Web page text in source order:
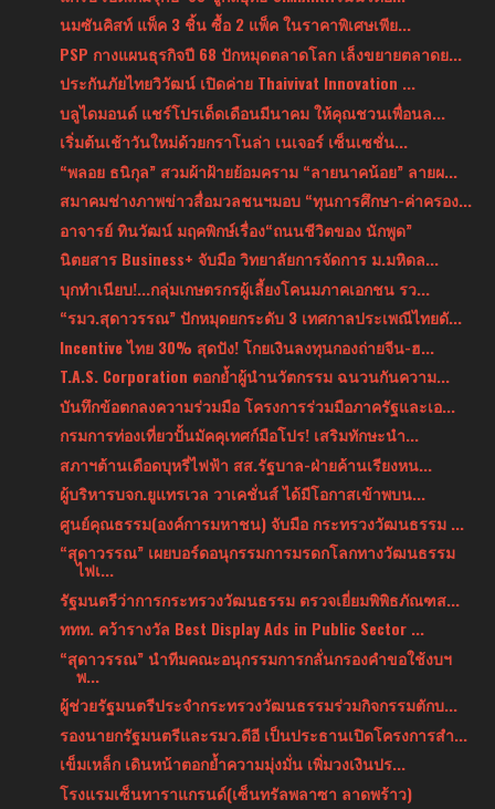
นมซันคิสท์ แพ็ค 3 ชิ้น ซื้อ 2 แพ็ค ในราคาพิเศษเพีย...
PSP กางแผนธุรกิจปี 68 ปักหมุดตลาดโลก เล็งขยายตลาดย...
ประกันภัยไทยวิวัฒน์ เปิดค่าย Thaivivat Innovation ...
บลูไดมอนด์ แชร์โปรเด็ดเดือนมีนาคม ให้คุณชวนเพื่อนล...
เริ่มต้นเช้าวันใหม่ด้วยกราโนล่า เนเจอร์ เซ็นเซชั่น...
“พลอย ธนิกุล” สวมผ้าฝ้ายย้อมคราม “ลายนาคน้อย” ลายผ...
สมาคมช่างภาพข่าวสื่อมวลชนฯมอบ “ทุนการศึกษา-ค่าครอง...
อาจารย์ ทินวัฒน์ มฤคพิกษ์เรื่อง“ถนนชีวิตของ นักพูด”
นิตยสาร Business+ จับมือ วิทยาลัยการจัดการ ม.มหิดล...
บุกทำเนียบ!...กลุ่มเกษตรกรผู้เลี้ยงโคนมภาคเอกชน รว...
“รมว.สุดาวรรณ” ปักหมุดยกระดับ 3 เทศกาลประเพณีไทยดั...
Incentive ไทย 30% สุดปัง! โกยเงินลงทุนกองถ่ายจีน-ฮ...
T.A.S. Corporation ตอกย้ำผู้นำนวัตกรรม ฉนวนกันความ...
บันทึกข้อตกลงความร่วมมือ โครงการร่วมมือภาครัฐและเอ...
กรมการท่องเที่ยวปั้นมัคคุเทศก์มือโปร! เสริมทักษะนำ...
สภาฯต้านเดือดบุหรี่ไฟฟ้า สส.รัฐบาล-ฝ่ายค้านเรียงหน...
ผู้บริหารบจก.ยูแทรเวล วาเคชั่นส์ ได้มีโอกาสเข้าพบน...
ศูนย์คุณธรรม(องค์การมหาชน) จับมือ กระทรวงวัฒนธรรม ...
“สุดาวรรณ” เผยบอร์ดอนุกรรมการมรดกโลกทางวัฒนธรรม
ไฟเ...
รัฐมนตรีว่าการกระทรวงวัฒนธรรม ตรวจเยี่ยมพิพิธภัณฑส...
ททท. คว้ารางวัล Best Display Ads in Public Sector ...
“สุดาวรรณ” นำทีมคณะอนุกรรมการกลั่นกรองคำขอใช้งบฯ
พ...
ผู้ช่วยรัฐมนตรีประจำกระทรวงวัฒนธรรมร่วมกิจกรรมตักบ...
รองนายกรัฐมนตรีและรมว.ดีอี เป็นประธานเปิดโครงการสำ...
เข็มเหล็ก เดินหน้าตอกย้ำความมุ่งมั่น เพิ่มวงเงินปร...
โรงแรมเซ็นทาราแกรนด์(เซ็นทรัลพลาซา ลาดพร้าว)